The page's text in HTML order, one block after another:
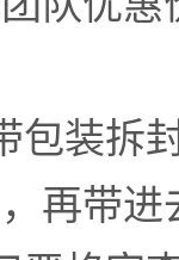
包装拆
再带进